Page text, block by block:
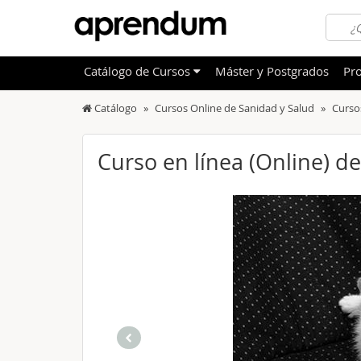
OFERTAS DESTACADAS
NOVEDADES DE NUESTRO CATÁLOGO
Idiomas
Otras
Catálogo Cursos Online de Sanidad y Salud
Curso en línea (Online)
Catálogo de Cursos Máster y Postgrados